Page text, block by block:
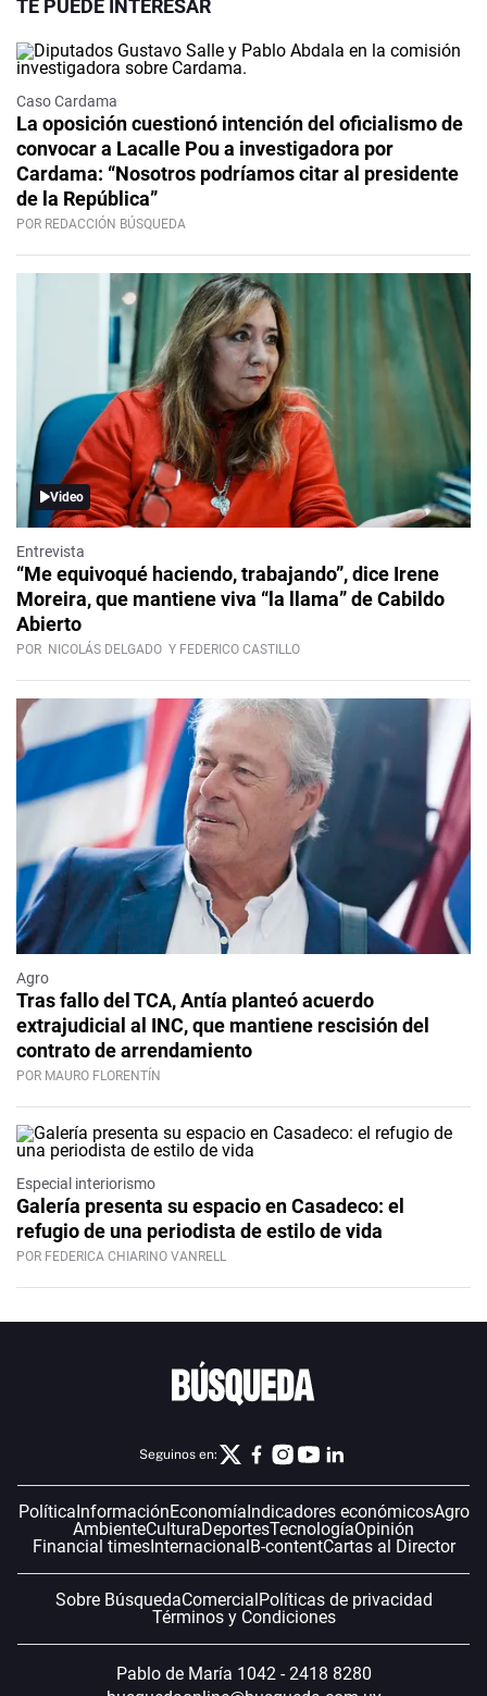
TE PUEDE INTERESAR
Caso Cardama
La oposición cuestionó intención del oficialismo de
convocar a Lacalle Pou a investigadora por
Cardama: “Nosotros podríamos citar al presidente
de la República”
POR REDACCIÓN BÚSQUEDA
Video
Entrevista
“Me equivoqué haciendo, trabajando”, dice Irene
Moreira, que mantiene viva “la llama” de Cabildo
Abierto
POR NICOLÁS DELGADO Y FEDERICO CASTILLO
Agro
Tras fallo del TCA, Antía planteó acuerdo
extrajudicial al INC, que mantiene rescisión del
contrato de arrendamiento
POR MAURO FLORENTÍN
Especial interiorismo
Galería presenta su espacio en Casadeco: el
refugio de una periodista de estilo de vida
POR FEDERICA CHIARINO VANRELL
Seguinos en:
PolíticaInformaciónEconomíaIndicadores económicosAgro
AmbienteCulturaDeportesTecnologíaOpinión
Financial timesInternacionalB-contentCartas al Director
Sobre BúsquedaComercialPolíticas de privacidad
Términos y Condiciones
Pablo de María 1042 - 2418 8280